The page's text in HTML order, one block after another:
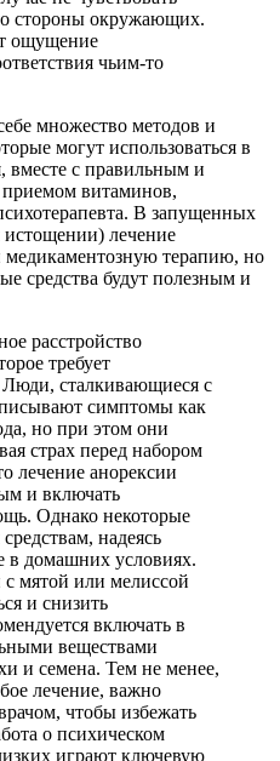
стороны окружающих.
ощущение
чьим-то
множество методов и
могут использоваться в
вместе с правильным и
витаминов,
В запущенных
истощении) лечение
медикаментозную терапию, но
средства будут полезным и
расстройство
требует
Люди, сталкивающиеся с
симптомы как
но при этом они
страх перед набором
лечение анорексии
и включать
Однако некоторые
надеясь
в домашних условиях.
мятой или мелиссой
и снизить
включать в
веществами
и семена. Тем не менее,
лечение, важно
чтобы избежать
о психическом
играют ключевую